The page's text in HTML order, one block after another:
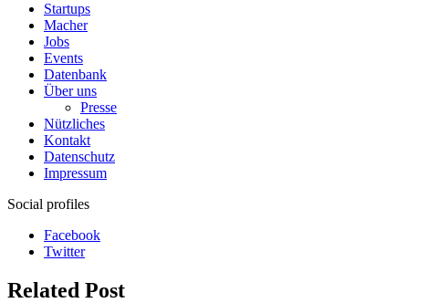
Startups
Macher
Jobs
Events
Datenbank
Über uns
Presse
Nützliches
Kontakt
Datenschutz
Impressum
Social profiles
Facebook
Twitter
Related Post